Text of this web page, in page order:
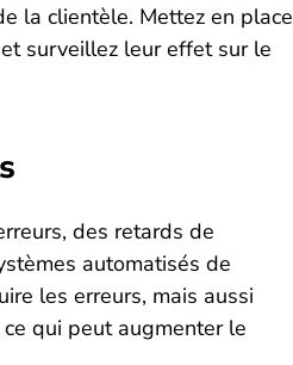
la clientèle. Mettez en place
surveillez leur effet sur le
des retards de
automatisés de
les erreurs, mais aussi
qui peut augmenter le